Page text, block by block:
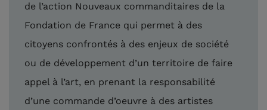
de l’action Nouveaux commanditaires de la
Fondation de France qui permet à des
citoyens confrontés à des enjeux de société
ou de développement d’un territoire de faire
appel à l’art, en prenant la responsabilité
d’une commande d’oeuvre à des artistes